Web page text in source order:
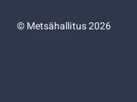
©Metsähallitus 2026